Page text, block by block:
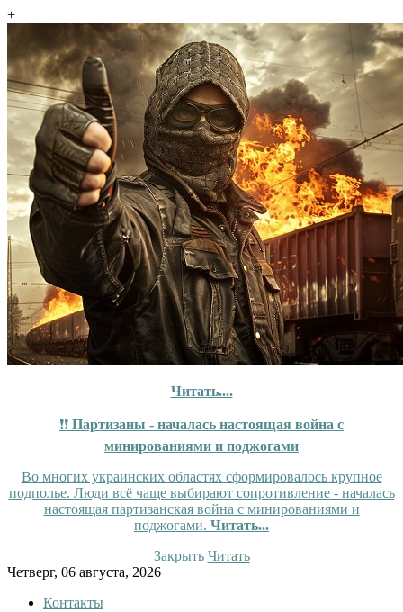
+
Читать....
❗❗ Партизаны - началась настоящая война с
минированиями и поджогами
Во многих украинских областях сформировалось крупное
подполье. Люди всё чаще выбирают сопротивление - началась
настоящая партизанская война с минированиями и
поджогами. Читать...
Закрыть Читать
Skip
content
Четверг, 06 августа, 2026
Контакты